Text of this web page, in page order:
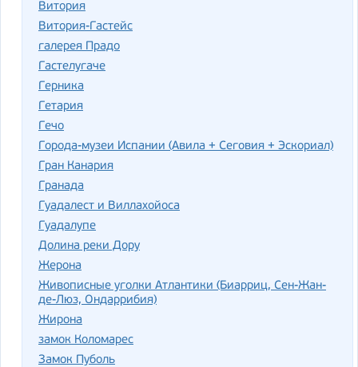
Витория
Витория-Гастейс
галерея Прадо
Гастелугаче
Герника
Гетария
Гечо
Города-музеи Испании (Авила + Сеговия + Эскориал)
Гран Канария
Гранада
Гуадалест и Виллахойоса
Гуадалупе
Долина реки Дору
Жерона
Живописные уголки Атлантики (Биарриц, Сен-Жан-
де-Люз, Ондаррибия)
Жирона
замок Коломарес
Замок Пуболь